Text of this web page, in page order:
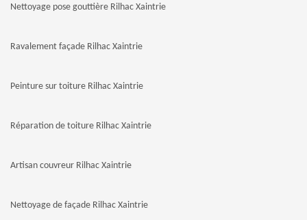
Nettoyage pose gouttière Rilhac Xaintrie
Ravalement façade Rilhac Xaintrie
Peinture sur toiture Rilhac Xaintrie
Réparation de toiture Rilhac Xaintrie
Artisan couvreur Rilhac Xaintrie
Nettoyage de façade Rilhac Xaintrie